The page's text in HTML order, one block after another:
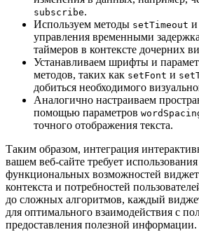
subscribe.
Используем методы setTimeout и
управления временными
таймеров в контексте дочерних
Устанавливаем шрифты и
методов, таких как setFont и
добиться необходимого
Аналогично настраиваем
помощью параметров
точного отображения текста.
Таким образом, интеграция
вашем веб-сайте требует
функциональных возможностей
контекста и потребностей
до сложных алгоритмов, каждый
для оптимального взаимодействия с
предоставления полезной информации.